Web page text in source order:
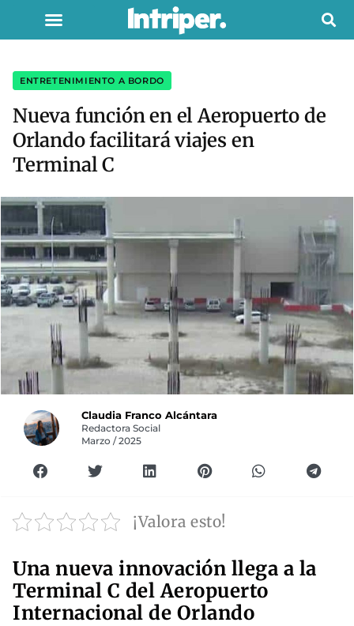
ENTRETENIMIENTO A BORDO
Nueva función en el Aeropuerto de
Orlando facilitará viajes en
Terminal C
Claudia Franco Alcántara
Redactora Social
Marzo / 2025
¡Valora esto!
Una nueva innovación llega a la
Terminal C del Aeropuerto
Internacional de Orlando